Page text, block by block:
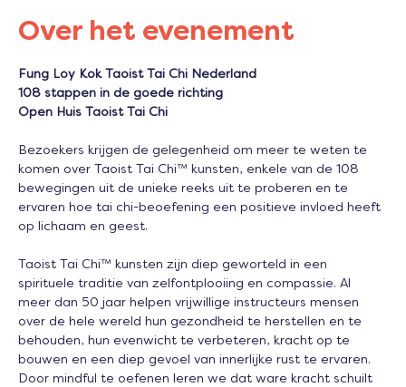
Over het evenement
Fung Loy Kok Taoist Tai Chi Nederland
108 stappen in de goede richting
Open Huis Taoist Tai Chi
Bezoekers krijgen de gelegenheid om meer te weten te
komen over Taoist Tai Chi™ kunsten, enkele van de 108
bewegingen uit de unieke reeks uit te proberen en te
ervaren hoe tai chi-beoefening een positieve invloed heeft
op lichaam en geest.
Taoist Tai Chi™ kunsten zijn diep geworteld in een
spirituele traditie van zelfontplooiing en compassie. Al
meer dan 50 jaar helpen vrijwillige instructeurs mensen
over de hele wereld hun gezondheid te herstellen en te
behouden, hun evenwicht te verbeteren, kracht op te
bouwen en een diep gevoel van innerlijke rust te ervaren.
Door mindful te oefenen leren we dat ware kracht schuilt